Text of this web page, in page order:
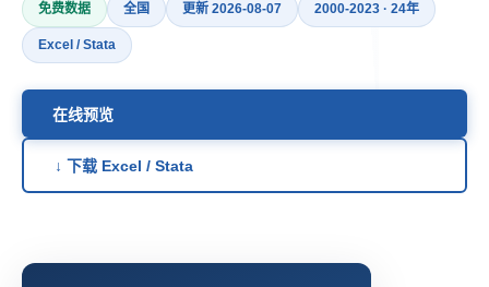
免费数据 全国 更新 2026-08-07 2000-2023 · 24年
Excel / Stata
在线预览
↓ 下载 Excel / Stata